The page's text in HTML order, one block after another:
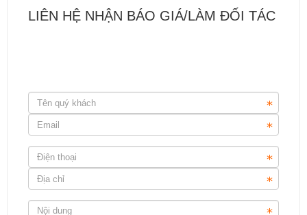
LIÊN HỆ NHẬN BÁO GIÁ/LÀM ĐỐI TÁC